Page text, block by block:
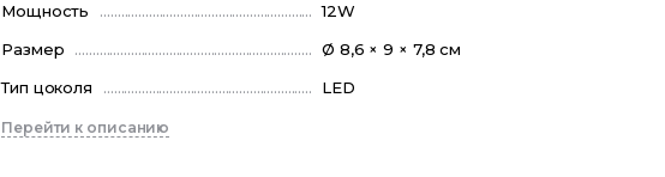
Мощность
12W
Размер
Ø 8,6 × 9 × 7,8 см
Тип цоколя
LED
Перейти к описанию